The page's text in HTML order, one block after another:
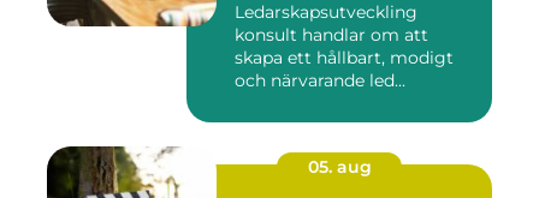
Ledarskapsutveckling
konsult handlar om att
skapa ett hållbart, modigt
och närvarande led...
05. aug